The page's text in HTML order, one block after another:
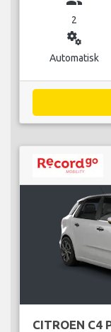
2
miscellaneous_services
Automatisk
CITROEN C4